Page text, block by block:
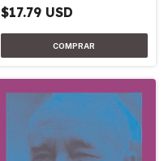
$17.79 USD